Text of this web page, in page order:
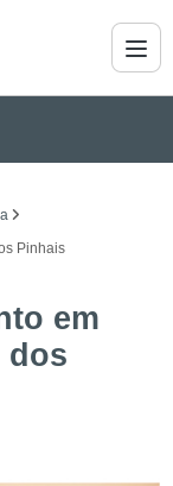
Pinhais
em
dos